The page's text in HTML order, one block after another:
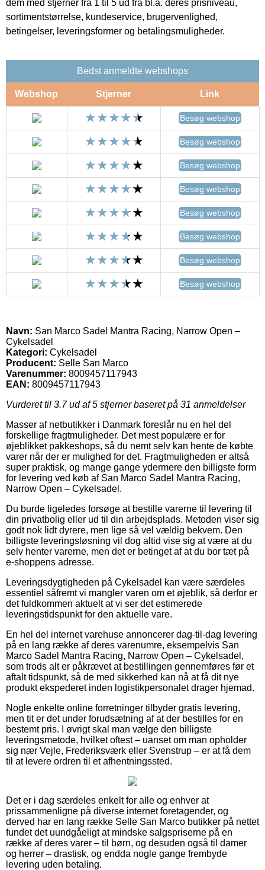
dem med stjerner fra 1 til 5 ud fra bl.a. deres prisniveau,
sortimentstørrelse, kundeservice, brugervenlighed,
betingelser, leveringsformer og betalingsmuligheder.
Bedst anmeldte webshops
Webshop Stjerner Link
Besøg webshop
Besøg webshop
Besøg webshop
Besøg webshop
Besøg webshop
Besøg webshop
Besøg webshop
Besøg webshop
Navn: San Marco Sadel Mantra Racing, Narrow Open –
Cykelsadel
Kategori: Cykelsadel
Producent: Selle San Marco
Varenummer: 8009457117943
EAN: 8009457117943
Vurderet til 3.7ud af 5 stjerner baseret på 31 anmeldelser
Masser af netbutikker i Danmark foreslår nu en hel del
forskellige fragtmuligheder. Det mest populære er for
øjeblikket pakkeshops, så du nemt selv kan hente de købte
varer når der er mulighed for det. Fragtmuligheden er altså
super praktisk, og mange gange ydermere den billigste form
for levering ved køb af San Marco Sadel Mantra Racing,
Narrow Open – Cykelsadel.
Du burde ligeledes forsøge at bestille varerne til levering til
din privatbolig eller ud til din arbejdsplads. Metoden viser sig
godt nok lidt dyrere, men lige så vel vældig bekvem. Den
billigste leveringsløsning vil dog altid vise sig at være at du
selv henter varerne, men det er betinget af at du bor tæt på
e-shoppens adresse.
Leveringsdygtigheden på Cykelsadel kan være særdeles
essentiel såfremt vi mangler varen om et øjeblik, så derfor er
det fuldkommen aktuelt at vi ser det estimerede
leveringstidspunkt for den aktuelle vare.
En hel del internet varehuse annoncerer dag-til-dag levering
på en lang række af deres varenumre, eksempelvis San
Marco Sadel Mantra Racing, Narrow Open – Cykelsadel,
som trods alt er påkrævet at bestillingen gennemføres før et
aftalt tidspunkt, så de med sikkerhed kan nå at få dit nye
produkt ekspederet inden logistikpersonalet drager hjemad.
Nogle enkelte online forretninger tilbyder gratis levering,
men tit er det under forudsætning af at der bestilles for en
bestemt pris. I øvrigt skal man vælge den billigste
leveringsmetode, hvilket oftest – uanset om man opholder
sig nær Vejle, Frederiksværk eller Svenstrup – er at få dem
til at levere ordren til et afhentningssted.
Det er i dag særdeles enkelt for alle og enhver at
prissammenligne på diverse internet foretagender, og
derved har en lang række Selle San Marco butikker på nettet
fundet det uundgåeligt at mindske salgspriserne på en
række af deres varer – til børn, og desuden også til damer
og herrer – drastisk, og endda nogle gange frembyde
levering uden betaling.